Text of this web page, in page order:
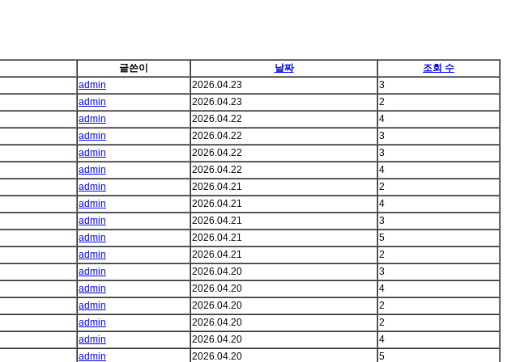
글쓴이 날짜
조회 수
admin 2026.04.23
3
admin 2026.04.23
2
admin 2026.04.22
4
admin 2026.04.22
3
admin 2026.04.22
3
admin 2026.04.22
4
admin 2026.04.21
2
admin 2026.04.21
4
admin 2026.04.21
3
admin 2026.04.21
5
admin 2026.04.21
2
admin 2026.04.20
3
admin 2026.04.20
4
admin 2026.04.20
2
admin 2026.04.20
2
admin 2026.04.20
4
admin 2026.04.20
5